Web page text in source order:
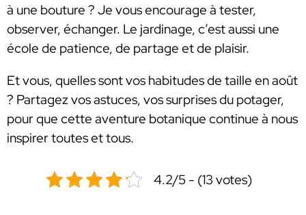
à une bouture ? Je vous encourage à tester,
observer, échanger. Le jardinage, c’est aussi une
école de patience, de partage et de plaisir.
Et vous, quelles sont vos habitudes de taille en août
? Partagez vos astuces, vos surprises du potager,
pour que cette aventure botanique continue à nous
inspirer toutes et tous.
4.2/5 - (13 votes)